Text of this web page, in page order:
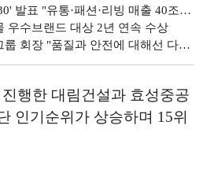
"유통·패션·리빙 매출 40조 시대 연다"
우수브랜드 대상 2년 연속 수상
과 안전에 대해선 다른 어떤 것과도 타협 않을 것"
행한 대림건설과 효성중공
인기순위가 상승하며 15위